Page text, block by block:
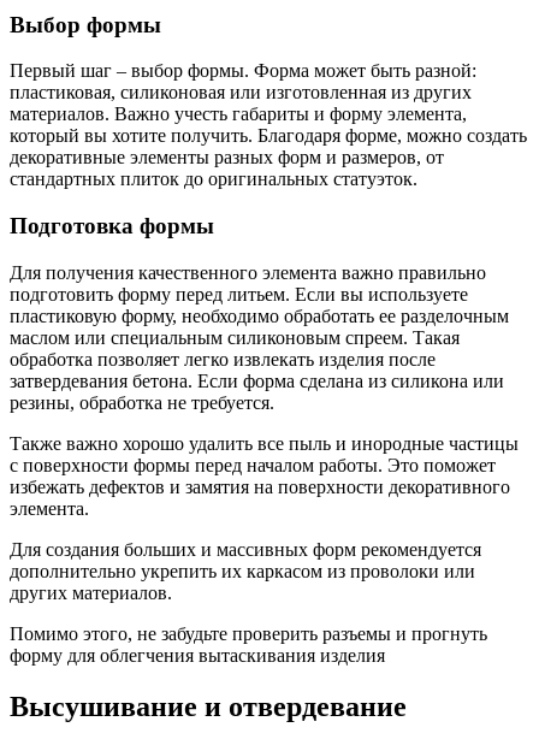
Выбор формы
Первый шаг – выбор формы. Форма может быть разной:
пластиковая, силиконовая или изготовленная из других
материалов. Важно учесть габариты и форму элемента,
который вы хотите получить. Благодаря форме, можно создать
декоративные элементы разных форм и размеров, от
стандартных плиток до оригинальных статуэток.
Подготовка формы
Для получения качественного элемента важно правильно
подготовить форму перед литьем. Если вы используете
пластиковую форму, необходимо обработать ее разделочным
маслом или специальным силиконовым спреем. Такая
обработка позволяет легко извлекать изделия после
затвердевания бетона. Если форма сделана из силикона или
резины, обработка не требуется.
Также важно хорошо удалить все пыль и инородные частицы
с поверхности формы перед началом работы. Это поможет
избежать дефектов и замятия на поверхности декоративного
элемента.
Для создания больших и массивных форм рекомендуется
дополнительно укрепить их каркасом из проволоки или
других материалов.
Помимо этого, не забудьте проверить разъемы и прогнуть
форму для облегчения вытаскивания изделия
Высушивание и отвердевание